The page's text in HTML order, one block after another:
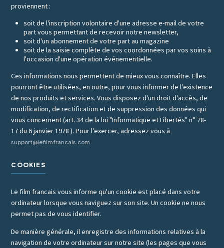
proviennent :
soit de l'inscription volontaire d'une adresse e-mail de votre
part vous permettant de recevoir notre newsletter,
soit d'un abonnement de votre part au magazine
soit de la saisie complète de vos coordonnées par vos soins à
l'occasion d'une opération événementielle.
Ces informations nous permettent de mieux vous connaître. Elles
pourront être utilisées, en outre, pour vous informer de l'existence
de nos produits et services. Vous disposez d'un droit d'accès, de
modification, de rectification et de suppression des données qui
vous concernent (art. 34 de la loi "Informatique et Libertés" n° 78-
17 du 6 janvier 1978 ). Pour l'exercer, adressez vous à
support@lefilmfrancais.com
COOKIES
Le film francais vous informe qu'un cookie est placé dans votre
ordinateur lorsque vous naviguez sur son site. Un cookie ne nous
permet pas de vous identifier.
De manière générale, il enregistre des informations relatives à la
navigation de votre ordinateur sur notre site (les pages que vous